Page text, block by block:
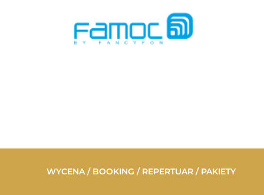
WYCENA / BOOKING / REPERTUAR / PAKIETY